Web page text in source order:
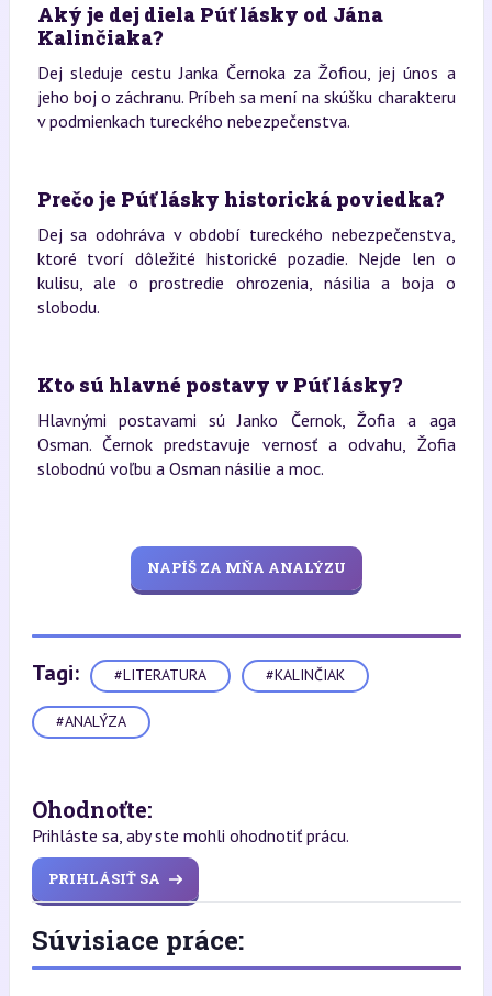
Aký je dej diela Púť lásky od Jána
Kalinčiaka?
Dej sleduje cestu Janka Černoka za Žofiou, jej únos a
jeho boj o záchranu. Príbeh sa mení na skúšku charakteru
v podmienkach tureckého nebezpečenstva.
Prečo je Púť lásky historická poviedka?
Dej sa odohráva v období tureckého nebezpečenstva,
ktoré tvorí dôležité historické pozadie. Nejde len o
kulisu, ale o prostredie ohrozenia, násilia a boja o
slobodu.
Kto sú hlavné postavy v Púť lásky?
Hlavnými postavami sú Janko Černok, Žofia a aga
Osman. Černok predstavuje vernosť a odvahu, Žofia
slobodnú voľbu a Osman násilie a moc.
NAPÍŠ ZA MŇA ANALÝZU
Tagi: #LITERATURA #KALINČIAK
#ANALÝZA
Ohodnoťte:
Prihláste sa, aby ste mohli ohodnotiť prácu.
PRIHLÁSIŤ SA
Súvisiace práce: